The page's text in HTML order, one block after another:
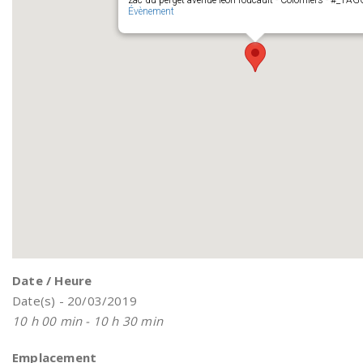
Évènement
Date / Heure
Date(s) - 20/03/2019
10 h 00 min - 10 h 30 min
Emplacement